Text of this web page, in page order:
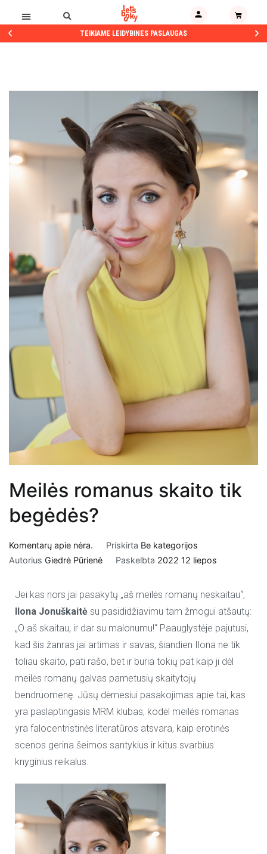
TEIKIAME LEIDYBINES PASLAUGAS
Meilės romanus skaito tik
begėdės?
Komentarų apie nėra. Priskirta Be kategorijos
Autorius Giedrė Pūrienė Paskelbta 2022 12 liepos
Jei kas nors jai pasakytų „aš meilės romanų neskaitau“,
Ilona Jonuškaitė su pasididžiavimu tam žmogui atšautų:
„O aš skaitau, ir dar su malonumu!“ Paauglystėje pajutusi,
kad šis žanras jai artimas ir savas, šiandien Ilona ne tik
toliau skaito, pati rašo, bet ir buria tokių pat kaip ji dėl
meilės romanų galvas pametusių skaitytojų
bendruomenę. Jūsų dėmesiui pasakojimas apie tai, kas
yra paslaptingasis MRM klubas, kodėl meilės romanas
yra falocentristinės literatūros atsvara, kaip erotinės
scenos gerina šeimos santykius ir kitus svarbius
knyginius reikalus.